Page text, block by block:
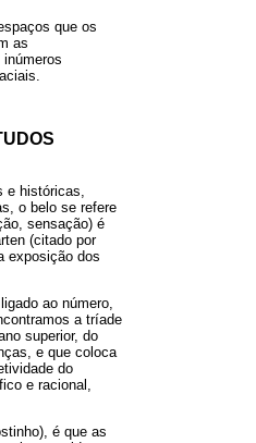
que os
as
históricas,
o belo se refere
sensação) é
(citado por
exposição dos
ao número,
a tríade
superior, do
e que coloca
do
e racional,
é que as